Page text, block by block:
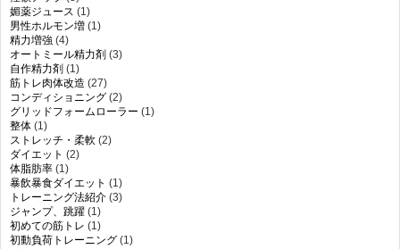
媚薬ジュース (1)
男性ホルモン増 (1)
精力増強 (4)
オートミール精力剤 (3)
自作精力剤 (1)
筋トレ肉体改造 (27)
コンディショニング (2)
グリッドフォームローラー (1)
整体 (1)
ストレッチ・柔軟 (2)
ダイエット (2)
体脂肪率 (1)
暴飲暴食ダイエット (1)
トレーニング法紹介 (3)
ジャンプ、跳躍 (1)
初めての筋トレ (1)
初動負荷トレーニング (1)